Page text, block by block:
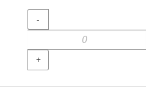
Menge
-
+